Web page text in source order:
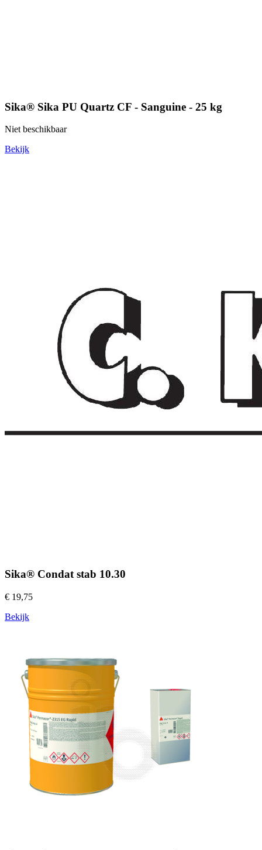
Sika® Sika PU Quartz CF - Sanguine - 25 kg
Niet beschikbaar
Bekijk
Sika® Condat stab 10.30
€ 19,75
Bekijk